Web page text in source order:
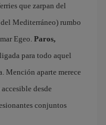
que zarpan del
Mediterráneo) rumbo
Egeo. Paros,
para todo aquel
Mención aparte merece
accesible desde
conjuntos